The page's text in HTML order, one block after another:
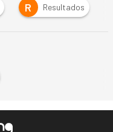
R Resultados